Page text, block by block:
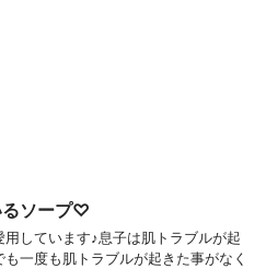
るソープ♡
しています♪息子は肌トラブルが起
一度も肌トラブルが起きた事がなく